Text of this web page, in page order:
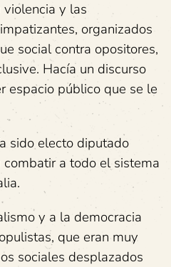
y las
organizados
social contra opositores,
Hacía un discurso
espacio público que se le
sido electo diputado
a todo el sistema
y a la democracia
que eran muy
sociales desplazados